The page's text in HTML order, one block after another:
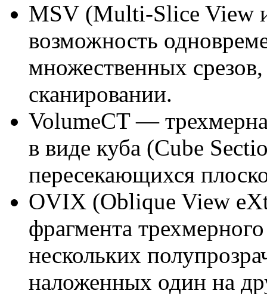
MSV (Multi-Slice View
возможность
множественных
сканировании.
VolumeCT —
в виде куба (Cube
пересекающихся
OVIX (Oblique View
фрагмента
нескольких
наложенных один на